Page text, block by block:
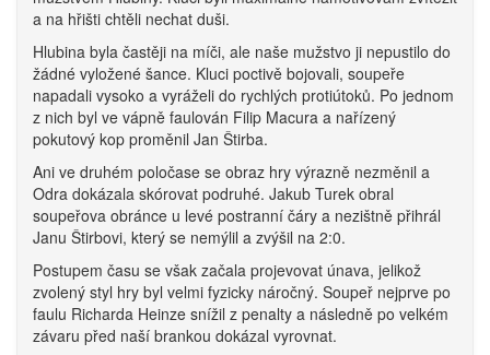
a na hřišti chtěli nechat duši.
Hlubina byla častěji na míči, ale naše mužstvo ji nepustilo do
žádné vyložené šance. Kluci poctivě bojovali, soupeře
napadali vysoko a vyráželi do rychlých protiútoků. Po jednom
z nich byl ve vápně faulován Filip Macura a nařízený
pokutový kop proměnil Jan Štirba.
Ani ve druhém poločase se obraz hry výrazně nezměnil a
Odra dokázala skórovat podruhé. Jakub Turek obral
soupeřova obránce u levé postranní čáry a nezištně přihrál
Janu Štirbovi, který se nemýlil a zvýšil na 2:0.
Postupem času se však začala projevovat únava, jelikož
zvolený styl hry byl velmi fyzicky náročný. Soupeř nejprve po
faulu Richarda Heinze snížil z penalty a následně po velkém
závaru před naší brankou dokázal vyrovnat.